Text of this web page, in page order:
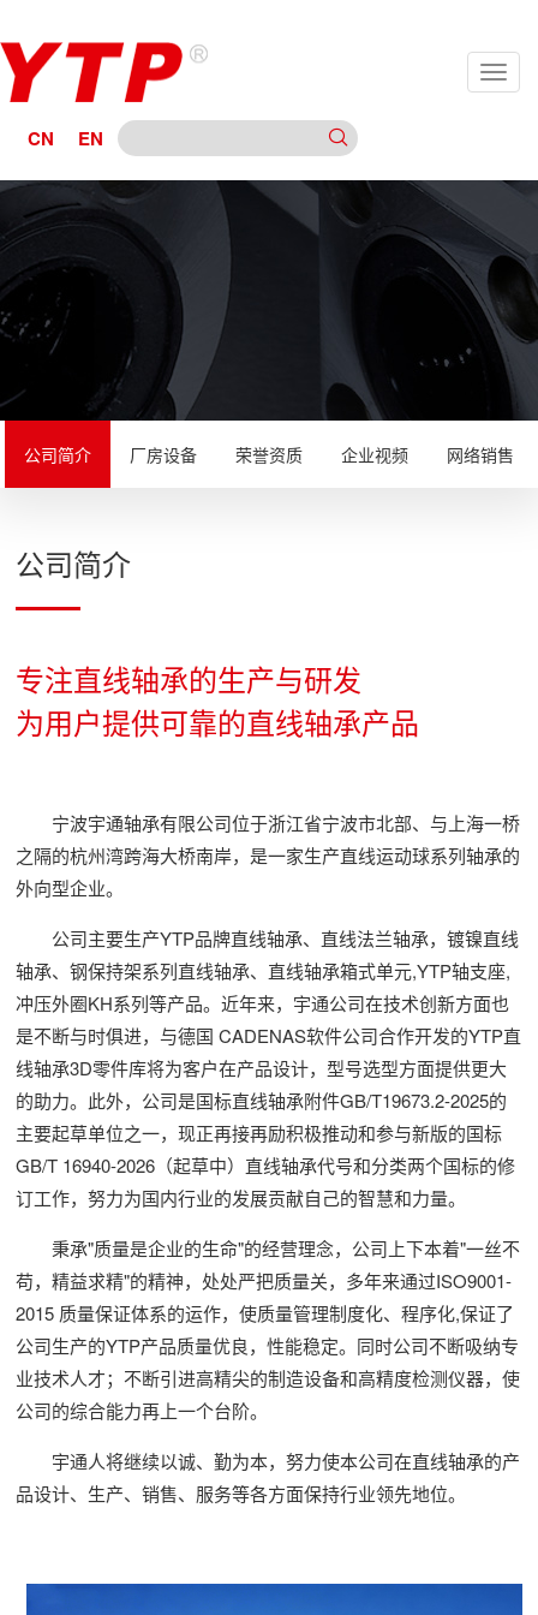
CN EN
公司简介 厂房设备 荣誉资质 企业视频 网络销售
公司简介
专注直线轴承的生产与研发
为用户提供可靠的直线轴承产品
宁波宇通轴承有限公司位于浙江省宁波市北部、与上海一桥
之隔的杭州湾跨海大桥南岸，是一家生产直线运动球系列轴承的
外向型企业。
公司主要生产YTP品牌直线轴承、直线法兰轴承，镀镍直线
轴承、钢保持架系列直线轴承、直线轴承箱式单元,YTP轴支座,
冲压外圈KH系列等产品。近年来，宇通公司在技术创新方面也
是不断与时俱进，与德国 CADENAS软件公司合作开发的YTP直
线轴承3D零件库将为客户在产品设计，型号选型方面提供更大
的助力。此外，公司是国标直线轴承附件GB/T19673.2-2025的
主要起草单位之一，现正再接再励积极推动和参与新版的国标
GB/T 16940-2026（起草中）直线轴承代号和分类两个国标的修
订工作，努力为国内行业的发展贡献自己的智慧和力量。
秉承"质量是企业的生命"的经营理念，公司上下本着"一丝不
苟，精益求精"的精神，处处严把质量关，多年来通过ISO9001-
2015 质量保证体系的运作，使质量管理制度化、程序化,保证了
公司生产的YTP产品质量优良，性能稳定。同时公司不断吸纳专
业技术人才；不断引进高精尖的制造设备和高精度检测仪器，使
公司的综合能力再上一个台阶。
宇通人将继续以诚、勤为本，努力使本公司在直线轴承的产
品设计、生产、销售、服务等各方面保持行业领先地位。